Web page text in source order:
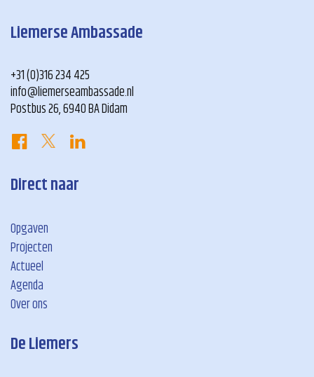
Liemerse Ambassade
+31 (0)316 234 425
info@liemerseambassade.nl
Postbus 26, 6940 BA Didam
Direct naar
Opgaven
Projecten
Actueel
Agenda
Over ons
De Liemers